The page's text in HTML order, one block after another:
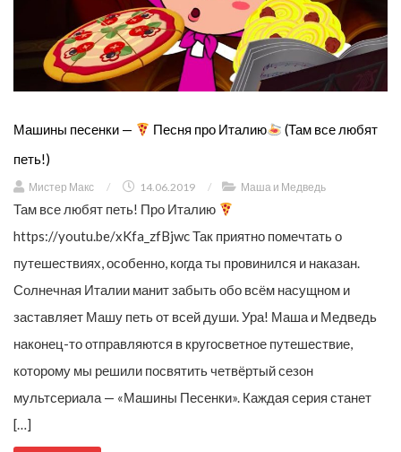
Машины песенки — Песня про Италию
(Там все любят
петь!)
Мистер Макс / 14.06.2019 / Маша и Медведь
Там все любят петь! Про Италию
https://youtu.be/xKfa_zfBjwc Так приятно помечтать о
путешествиях, особенно, когда ты провинился и наказан.
Солнечная Италии манит забыть обо всём насущном и
заставляет Машу петь от всей души. Ура! Маша и Медведь
наконец-то отправляются в кругосветное путешествие,
которому мы решили посвятить четвёртый сезон
мультсериала — «Машины Песенки». Каждая серия станет
[…]